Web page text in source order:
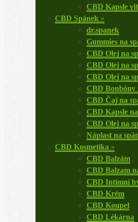
CBD Kapsle
CBD Spánek »
dr.spanek
Gummies na
CBD Olej na
CBD Olej na
CBD Olej na
CBD Bonbóny
CBD Čaj na
CBD Kapsle
CBD Olej na
Náplast na
CBD Kosmetika »
CBD Balzám
CBD Balzam
CBD Intímní
CBD Krém
CBD Koupel
CBD Lékárna